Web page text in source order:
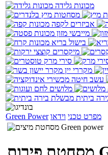
מכונות גלידה
מסחטות מיץ
אביזרים לקפה
מייבשי מזון
בישול בריא
מיקסרים
סירי מרק
מקררי יין
עשב חיטה
מלושים
ביתית
Green Power מפרט טכני וידאו